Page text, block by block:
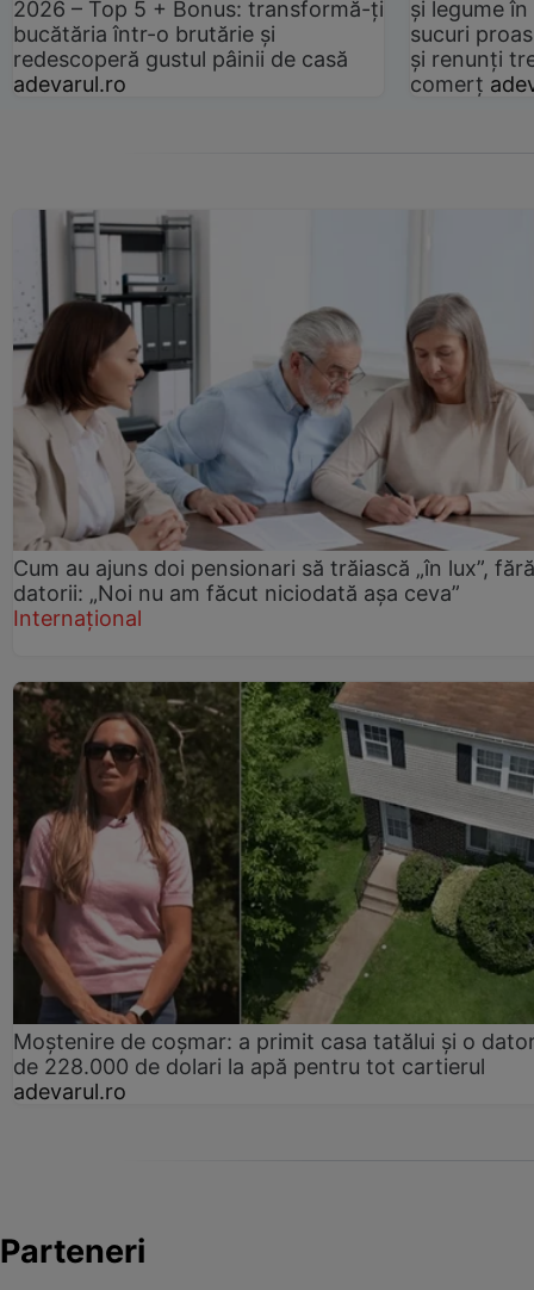
2026 – Top 5 + Bonus: transformă-ți
bucătăria într-o brutărie și
redescoperă gustul pâinii de casă
adevarul.ro
și legume
sucuri
și renunți
comerț
Cum au ajuns doi pensionari să trăiască „în lux”, fără
datorii: „Noi nu am făcut niciodată așa ceva”
Internațional
Moștenire de coșmar: a primit casa tatălui și o
de 228.000 de dolari la apă pentru tot cartierul
adevarul.ro
Parteneri